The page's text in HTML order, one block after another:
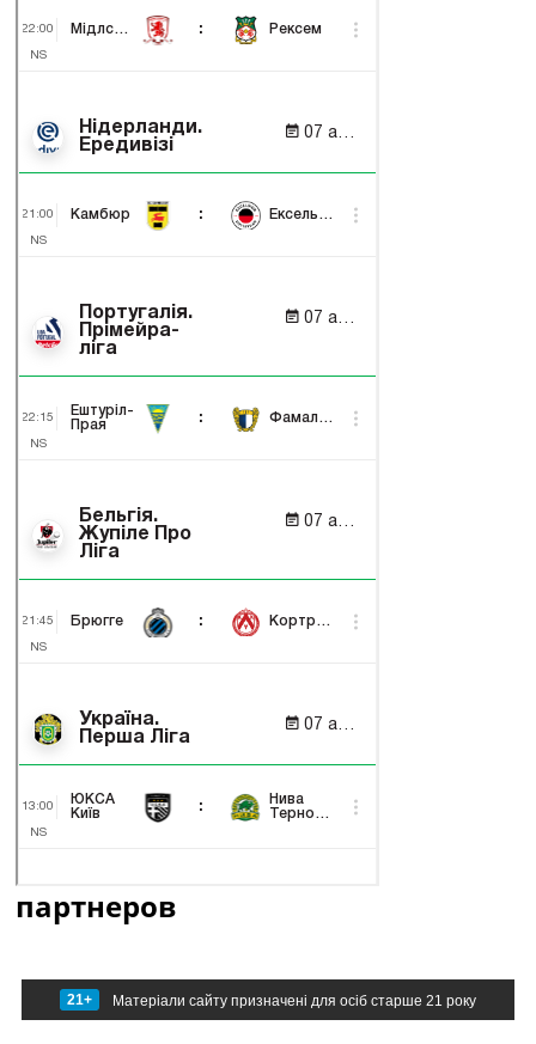
партнеров
21+ Матеріали сайту призначені для осіб старше 21 року